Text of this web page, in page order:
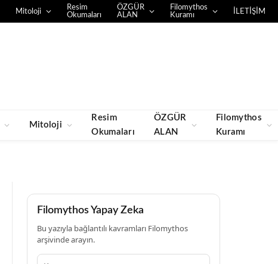
Mitoloji
Resim
Okumaları
ÖZGÜR
ALAN
Filomythos
Kuramı
İLETİŞİM
Mitoloji
Resim
Okumaları
ÖZGÜR
ALAN
Filomythos
Kuramı
Filomythos Yapay Zeka
Bu yazıyla bağlantılı kavramları Filomythos
arşivinde arayın.